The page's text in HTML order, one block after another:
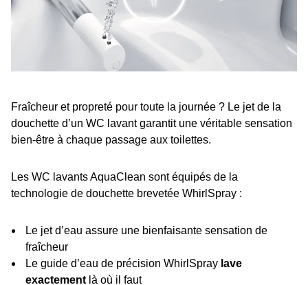
Fraîcheur et propreté pour toute la journée ? Le jet de la
douchette d’un WC lavant garantit une véritable sensation
bien-être à chaque passage aux toilettes.
Les WC lavants AquaClean sont équipés de la
technologie de douchette brevetée WhirlSpray :
Le jet d’eau assure une bienfaisante sensation de
fraîcheur
Le guide d’eau de précision WhirlSpray lave
exactement là où il faut